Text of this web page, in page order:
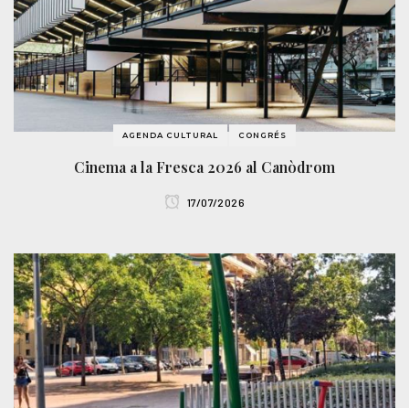
AGENDA CULTURAL CONGRÉS
Cinema a la Fresca 2026 al Canòdrom
17/07/2026